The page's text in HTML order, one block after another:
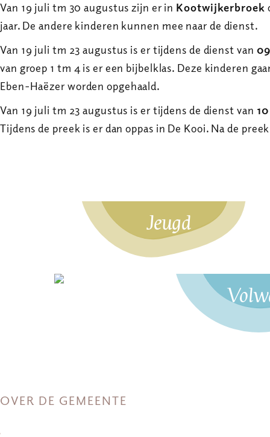
Van 19 juli tm 30 augustus zijn er in Kootwijkerbroek
jaar. De andere kinderen kunnen mee naar de dienst.
Van 19 juli tm 23 augustus is er tijdens de dienst van
van groep 1 tm 4 is er een bijbelklas. Deze kinderen
Eben-Haëzer worden opgehaald.
Van 19 juli tm 23 augustus is er tijdens de dienst van
Tijdens de preek is er dan oppas in De Kooi. Na de
Jeugd
OVER DE GEMEENTE